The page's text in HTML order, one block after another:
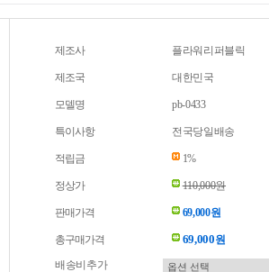
제조사 플라워리퍼블릭
제조국 대한민국
모델명 pb-0433
특이사항 전국당일배송
적립금 1%
정상가 110,000원
판매가격 69,000원
총구매가격 69,000원
배송비추가